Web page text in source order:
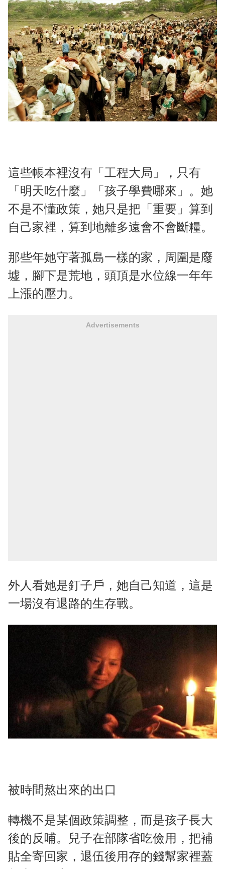
這些帳本裡沒有「工程大局」，只有
「明天吃什麼」「孩子學費哪來」。她
不是不懂政策，她只是把「重要」算到
自己家裡，算到地離多遠會不會斷糧。
那些年她守著孤島一樣的家，周圍是廢
墟，腳下是荒地，頭頂是水位線一年年
上漲的壓力。
Advertisements
外人看她是釘子戶，她自己知道，這是
一場沒有退路的生存戰。
被時間熬出來的出口
轉機不是某個政策調整，而是孩子長大
後的反哺。兒子在部隊省吃儉用，把補
貼全寄回家，退伍後用存的錢幫家裡蓋